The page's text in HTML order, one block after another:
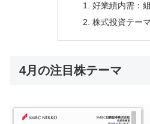
好業績内需：
株式投資テー
4月の注目株テーマ